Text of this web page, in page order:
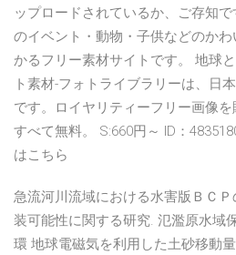
ップロードされているか、ご存知
のイベント・動物・子供などのか
かるフリー素材サイトです。 地球
ト素材-フォトライブラリーは、日
です。ロイヤリティーフリー画像
すべて無料。 S:660円～ ID：
はこちら
急流河川流域における水害版ＢＣ
装可能性に関する研究. 氾濫原水域
環 地球電磁気を利用した土砂移動